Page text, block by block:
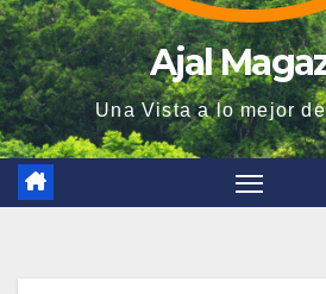
Ajal
Una Vista a lo mejor